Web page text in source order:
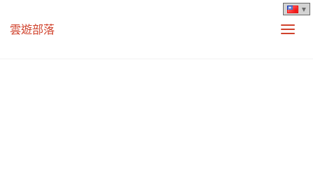
雲遊部落